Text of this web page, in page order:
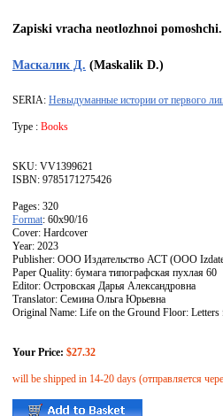
Zapiski vracha neotlozhnoi
Маскалик Д. (Maskalik D.)
SERIA: Невыдуманные истории от первого
Type : Books
SKU: VV1399621
ISBN: 9785171275426
Pages: 320
Format: 60x90/16
Cover: Hardcover
Year: 2023
Publisher: ООО Издательство АСТ (OOO
Paper Quality: бумага типографская пухлая 60
Editor: Островская Дарья Александровна
Translator: Семина Ольга Юрьевна
Original Name: Life on the Ground Floor:
Your Price: $27.32
will be shipped in 14-20 days (отправляется